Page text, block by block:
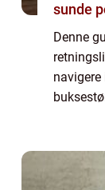
sunde
Denne